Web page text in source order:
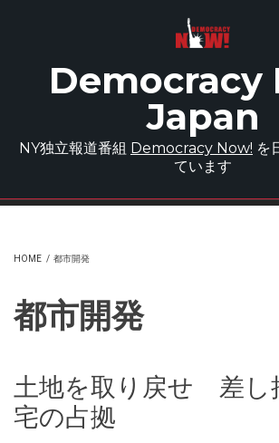
Democracy
Japan
NY独立報道番組 Democracy Now! を
ています
HOME / 都市開発
都市開発
土地を取り戻せ 差し
宅の占拠